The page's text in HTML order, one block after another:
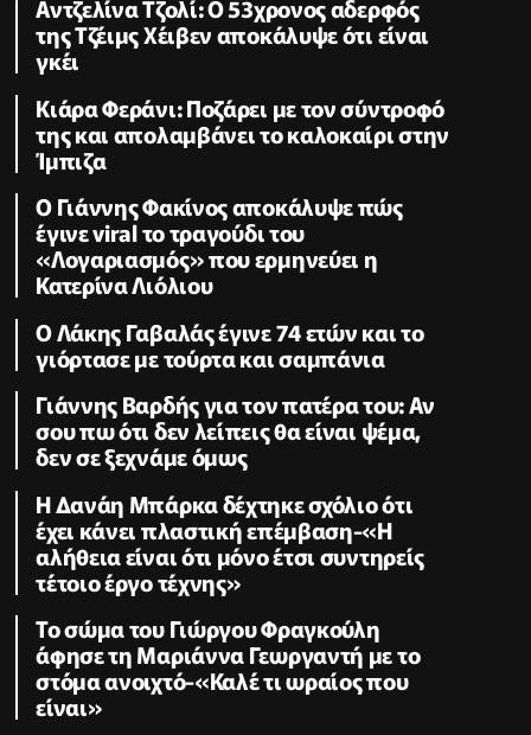
Αντζελίνα Τζολί: Ο 53χρονος αδερφός
της Τζέιμς Χέιβεν αποκάλυψε ότι είναι
γκέι
Κιάρα Φεράνι: Ποζάρει με τον σύντροφό
της και απολαμβάνει το καλοκαίρι στην
Ίμπιζα
Ο Γιάννης Φακίνος αποκάλυψε πώς
έγινε viral το τραγούδι του
«Λογαριασμός» που ερμηνεύει η
Κατερίνα Λιόλιου
Ο Λάκης Γαβαλάς έγινε 74 ετών και το
γιόρτασε με τούρτα και σαμπάνια
Γιάννης Βαρδής για τον πατέρα του: Αν
σου πω ότι δεν λείπεις θα είναι ψέμα,
δεν σε ξεχνάμε όμως
Η Δανάη Μπάρκα δέχτηκε σχόλιο ότι
έχει κάνει πλαστική επέμβαση-«Η
αλήθεια είναι ότι μόνο έτσι συντηρείς
τέτοιο έργο τέχνης»
Το σώμα του Γιώργου Φραγκούλη
άφησε τη Μαριάννα Γεωργαντή με το
στόμα ανοιχτό-«Καλέ τι ωραίος που
είναι»